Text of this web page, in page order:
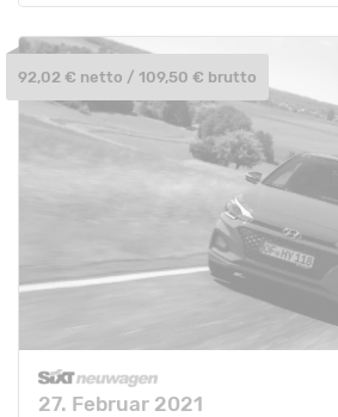
27. Februar 2021
92,02 € netto / 109,50 € brutto